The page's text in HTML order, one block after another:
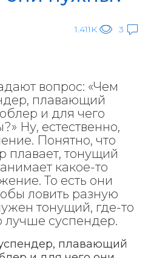
1.411K 3
вопрос: «Чем
плавающий
и для чего
Ну, естественно,
Понятно, что
плавает, тонущий
какое-то
То есть они
ловить разную
тонущий, где-то
лучше суспендер.